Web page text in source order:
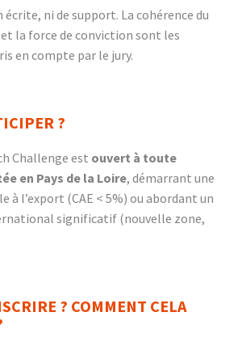
ni de support. La cohérence du
la force de conviction sont les
en compte par le jury.
?
Challenge est ouvert à toute
en Pays de la Loire, démarrant une
à l’export (CAE < 5%) ou abordant un
significatif (nouvelle zone,
? COMMENT CELA